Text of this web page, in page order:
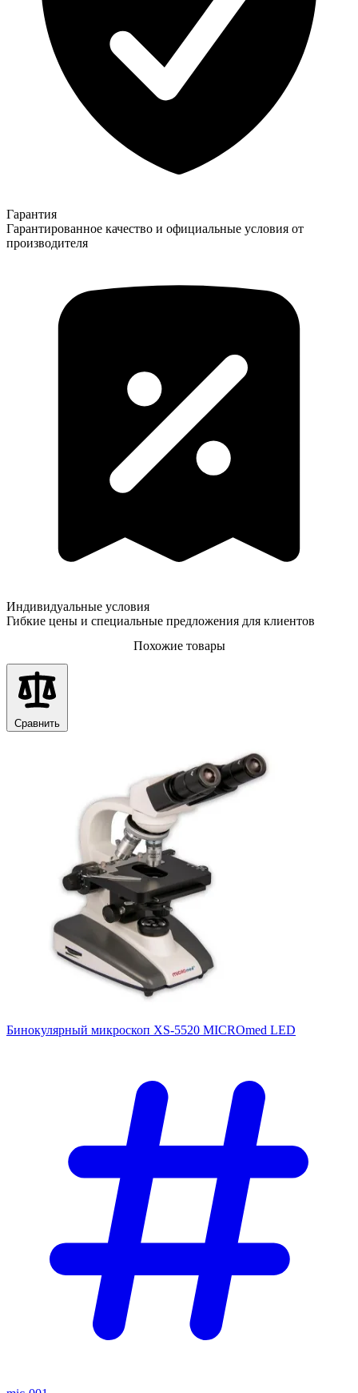
Гарантия
Гарантированное качество и официальные условия от
производителя
Индивидуальные условия
Гибкие цены и специальные предложения для клиентов
Похожие товары
Сравнить
Бинокулярный микроскоп XS-5520 MICROmed LED